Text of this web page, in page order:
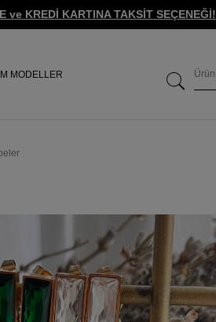
ve KREDİ KARTINA TAKSİT SEÇENEĞİ!
MODELLER